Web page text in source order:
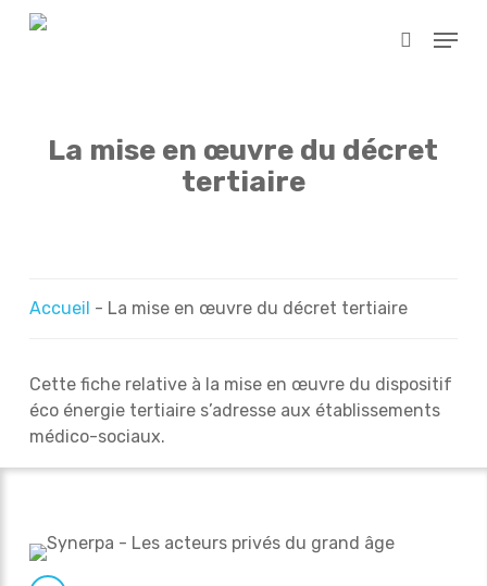
Skip
search
Menu
La mise en œuvre du décret
tertiaire
Accueil - La mise en œuvre du décret tertiaire
Cette fiche relative à la mise en œuvre du dispositif
éco énergie tertiaire s’adresse aux établissements
médico-sociaux.